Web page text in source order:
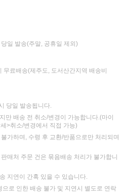
일 발송(주말, 공휴일 제외)
료배송(제주도, 도서산간지역 배송비
당일 발송됩니다.
만 배송 전 취소/변경이 가능합니다.(마이
>취소/변경에서 직접 가능)
가하며, 수령 후 교환/반품으로만 처리되며
매처 주문 건은 묶음배송 처리가 불가합니
지연이 간혹 있을 수 있습니다.
로 인한 배송 불가 및 지연시 별도로 연락